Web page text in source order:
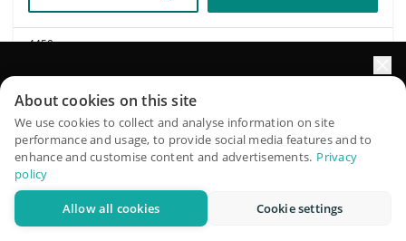
4450
CoinbarPay
CBPAY
$0,00006633 2.40%
Piyasa değeri
$244.148
QuantPilot, otonom ajanların stratejilerinizi oluşturduğu,
geriye dönük test ettiği ve optimize ettiği ve piyasa
araştırması yürüttüğü uçtan uca bir strateji platformudur
Ücretsiz deneyin
About cookies on this site
We use cookies to collect and analyse information on site
performance and usage, to provide social media features and to
enhance and customise content and advertisements. Privacy
policy
Allow all cookies Cookie settings